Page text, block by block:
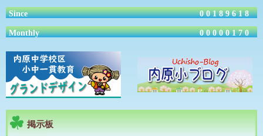
Since 00189618
Monthly 00000170
掲示板